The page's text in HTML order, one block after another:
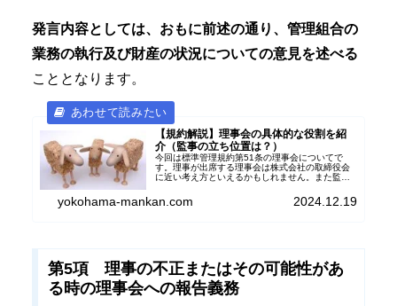
発言内容としては、おもに前述の通り、管理組合の
業務の執行及び財産の状況についての意見を述べる
こととなります。
【規約解説】理事会の具体的な役割を紹
介（監事の立ち位置は？）
今回は標準管理規約第51条の理事会についてで
す。理事が出席する理事会は株式会社の取締役会
に近い考え方といえるかもしれません。また監督
それに対する相互牽制、そして監事からのチェッ
クも重要になります。
yokohama-mankan.com 2024.12.19
第5項 理事の不正またはその可能性があ
る時の理事会への報告義務